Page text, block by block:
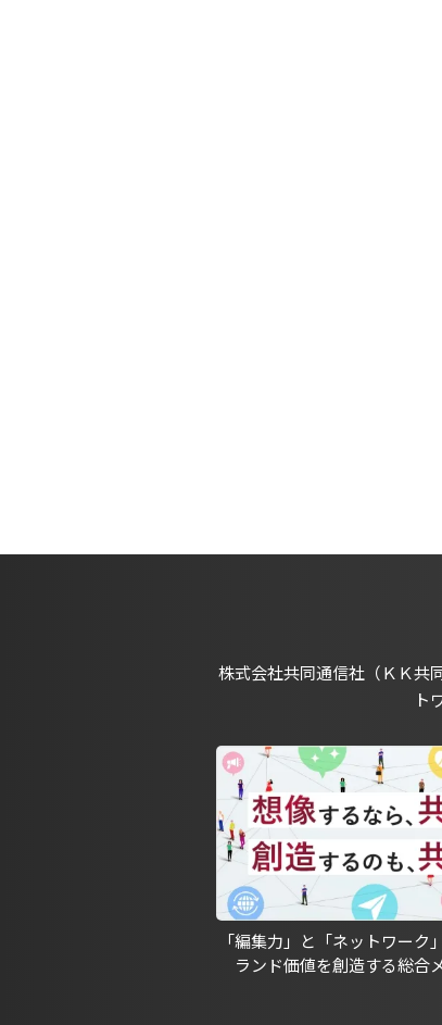
株式会社共同通信社（ＫＫ共
ト
「編集力」と「ネットワーク
ランド価値を創造する総合